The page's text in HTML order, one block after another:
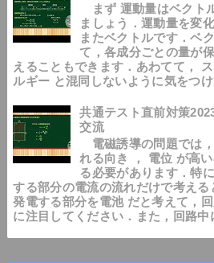
まず 運動量はベクト
ましょう．運動量を変
またベクトルです．ベ
て，各成分ごとの量が
えることもできます．あわてて，
ルギー と混同しないように気をつ
共通テスト直前対策
交流
電磁誘導の問題では
れる向き ， 電位 が高
る必要があります．特
する部分の電流の流れだけで考える
発電する部分を電池 だと考えて，
に注目してください．また，回路中